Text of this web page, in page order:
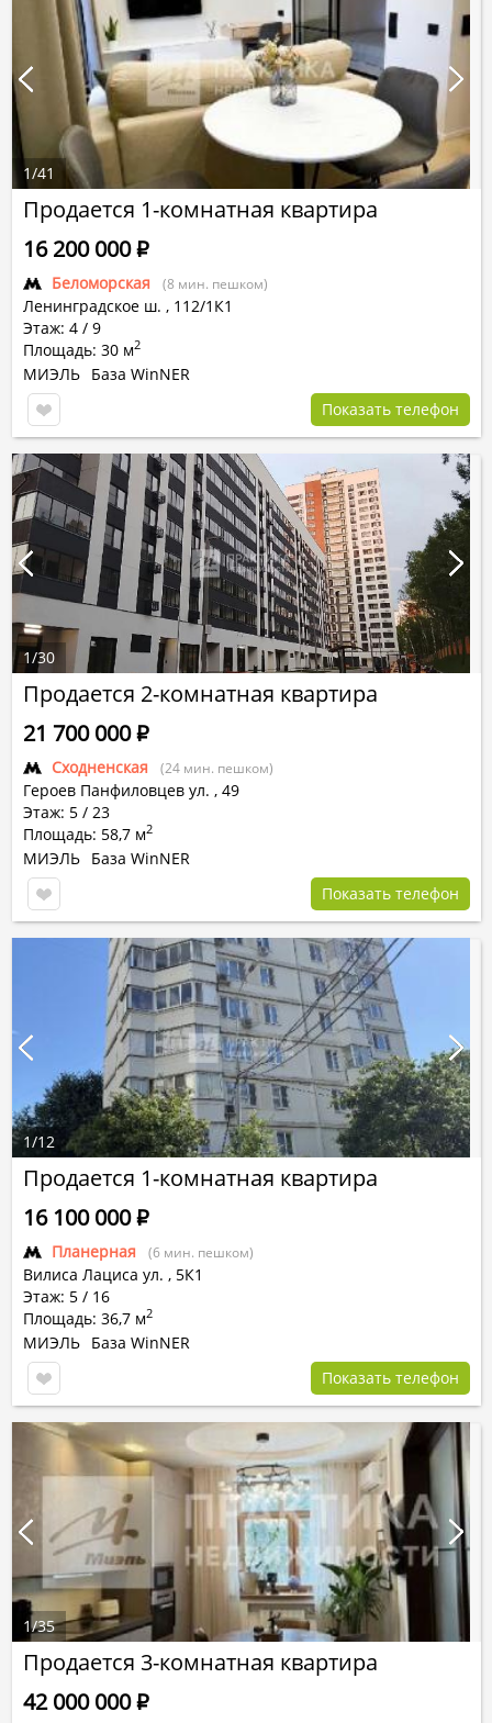
Продается 1-комнатная квартира
Беломорская (8 мин. пешком)
Ленинградское ш. , 112/1К1
Этаж: 4 / 9
Площадь: 30 м2
16 200 000Р
МИЭЛЬ База WinNER
Показать телефон
1/41
Продается 2-комнатная квартира
Сходненская (24 мин. пешком)
Героев Панфиловцев ул. , 49
Этаж: 5 / 23
Площадь: 58,7 м2
21 700 000Р
МИЭЛЬ База WinNER
Показать телефон
1/30
Продается 1-комнатная квартира
Планерная (6 мин. пешком)
Вилиса Лациса ул. , 5К1
Этаж: 5 / 16
Площадь: 36,7 м2
16 100 000Р
МИЭЛЬ База WinNER
Показать телефон
1/12
Продается 3-комнатная квартира
42 000 000Р
1/35